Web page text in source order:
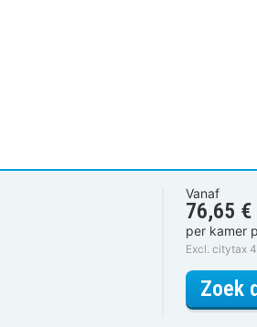
Vanaf
76,65 €
per kamer
Excl. citytax
Zoek